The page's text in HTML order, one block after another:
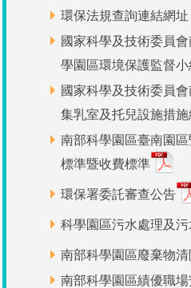
招標資訊
園區電子看板專區
局長電子信箱
組織法
組織架構
組織職掌
管理局位置
施政主軸
年度工作展望
國家科學及技術委員會重
廉政園地
工作職掌與聯絡管道
廉政反貪、防貪專區
廉政資訊
公職人員及關係人補助
獲獎記錄
檔案應用服務須知
檔案應用及宣導活動
WebMail(新)
競爭優勢
土地規劃
水電供應
園區土地廠房宿舍出租資
園區資源再生中心
污水處理廠
簡介
競爭優勢
土地規劃
水電供應
園區土地廠房宿舍出租資
污水處理廠
橋頭園區
簡介
競爭優勢
水電供應
園區土地廠房宿舍出租資
新設園區
交通資訊
機構及廠商名錄
廠商名錄
園區公會資訊
研究機構
文化藝術
公共藝術
考古遺址
園區生活
生活服務
創新創業
申請流程及表單
申辦案件處理時限
投資業務
工商業務
通關業務
工安管理
園區事業管理費
土地及廠房租賃
宿舍租金費用
污水費
廢棄物清除處理費
科學園區廠商服務網
園區課程及獎補助計畫
園區培訓課程
新興科技應用計畫
園區參訪申請
園區廠商採購資訊
環保法規查詢連結網址
國家科學及技術委員
學園區環境保護監督
國家科學及技術委員
集乳室及托兒設施措
南部科學園區臺南園
標準暨收費標準
環保署委託審查公告
科學園區污水處理及
南部科學園區廢棄物
南部科學園區績優職